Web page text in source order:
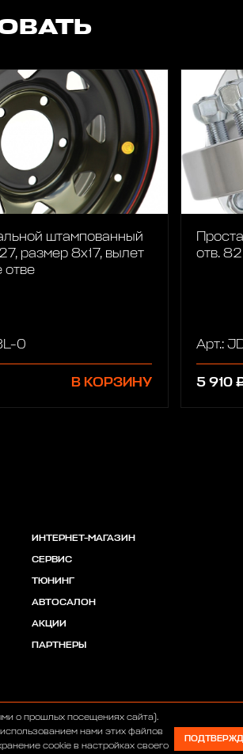
штампованный
отве
0
В КОРЗИНУ
отв.
Арт.:
5 910
ИНТЕРНЕТ-МАГАЗИН
СЕРВИС
ТЮНИНГ
АВТОСАЛОН
АКЦИИ
ПАРТНЕРЫ
о прошлых посещениях сайта).
нами этих файлов
cookie в настройках своего